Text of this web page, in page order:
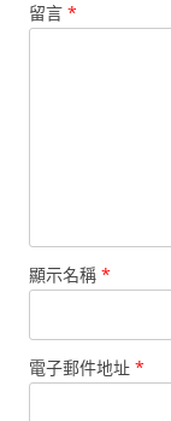
留言 *
顯示名稱 *
電子郵件地址 *